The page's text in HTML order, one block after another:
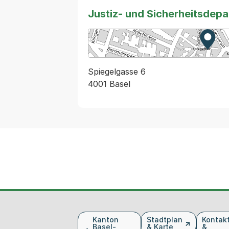
Justiz- und
Zur
Spiegelgasse 6
4001 Basel
Kanton
Basel-
Stadtplan
& Karte
&